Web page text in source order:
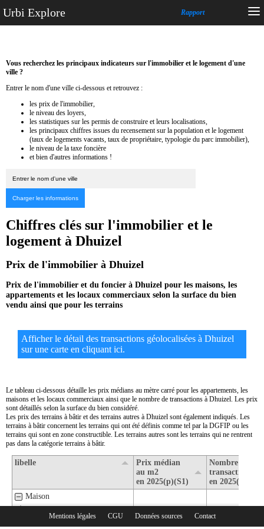
Urbi Explore Rapport
Mentions légales CGU Données sources Contact
Rubriques :
Vous recherchez les principaux indicateurs sur l'immobilier et le logement d'une
ville ?
Entrer le nom d'une ville ci-dessous et retrouvez :
les prix de l'immobilier,
le niveau des loyers,
les statistiques sur les permis de construire et leurs localisations,
les principaux chiffres issues du recensement sur la population et le logement
(taux de logements vacants, taux de propriétaire, typologie du parc immobilier),
le niveau de la taxe foncière
et bien d'autres informations !
Chiffres clés sur l'immobilier et le
logement à Dhuizel
Prix de l'immobilier à Dhuizel
Prix de l'immobilier et du foncier à Dhuizel pour les maisons, les
appartements et les locaux commerciaux selon la surface du bien
vendu ainsi que pour les terrains
Afficher le détail des transactions géolocalisées à Dhuizel
sur une carte en cliquant ici.
Le tableau ci-dessous détaille les prix médians au mètre carré pour les appartements, les
maisons et les locaux commerciaux ainsi que le nombre de transactions à Dhuizel. Les prix
sont détaillés selon la surface du bien considéré.
Les prix des terrains à bâtir et des terrains autres à Dhuizel sont également indiqués. Les
terrains à bâtir concernent les terrains qui ont été définis comme tel par la DGFIP ou les
terrains qui sont en zone constructible. Les terrains autres sont les terrains qui ne rentrent
pas dans la catégorie terrains à bâtir.
libelle
Prix médian
au m2
en 2025(p)(S1)
Nombre de
transactions
en 2025(p)(S1)
Maison
2- Surface de 30 m2 à 80 m2